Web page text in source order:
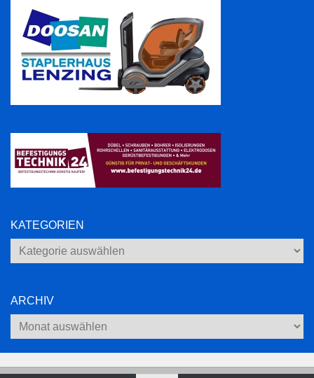
KATEGORIEN
Kategorien
ARCHIV
Archiv